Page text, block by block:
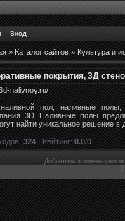
Вход
»Каталог сайтов»Культура и
покрытия, 3Д
nalivnoy.ru/
пол, наливные полы,
3D Наливные полы
найти уникальное решение
:324|Рейтинг:0.0/0
Добавлять комментарии